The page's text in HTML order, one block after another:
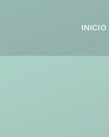
INICIO